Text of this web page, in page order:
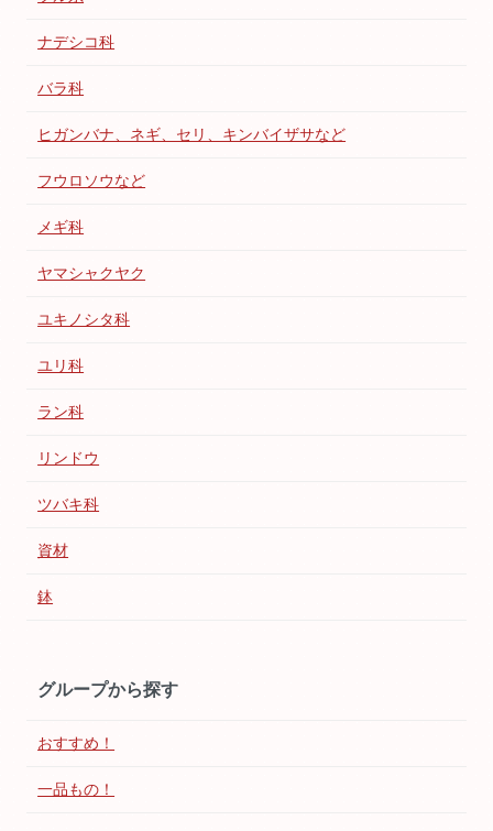
ナデシコ科
バラ科
ヒガンバナ、ネギ、セリ、キンバイザサなど
フウロソウなど
メギ科
ヤマシャクヤク
ユキノシタ科
ユリ科
ラン科
リンドウ
ツバキ科
資材
鉢
グループから探す
おすすめ！
一品もの！